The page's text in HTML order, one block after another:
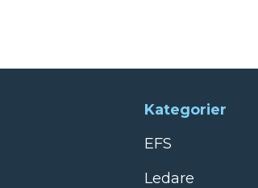
Kategorier
EFS
Ledare